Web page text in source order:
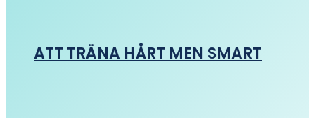
ATT TRÄNA HÅRT MEN SMART